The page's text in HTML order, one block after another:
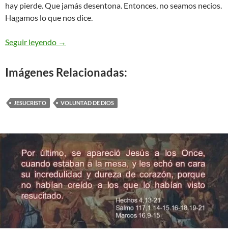
hay pierde. Que jamás desentona. Entonces, no seamos necios.
Hagamos lo que nos dice.
Seguir leyendo Juan 6,22-29 – La obra de Dios
→
Imágenes Relacionadas:
JESUCRISTO VOLUNTAD DE DIOS